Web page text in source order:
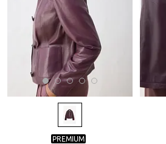
PREMIUM